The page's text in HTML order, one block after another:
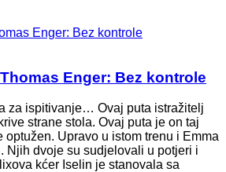
Enger: Bez kontrole
za ispitivanje… Ovaj puta istražitelj
strane stola. Ovaj puta je on taj
optužen. Upravo u istom trenu i Emma
Njih dvoje su sudjelovali u potjeri i
kćer Iselin je stanovala sa